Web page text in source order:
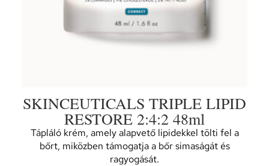
SKINCEUTICALS TRIPLE LIPID
RESTORE 2:4:2 48ml
Tápláló krém, amely alapvető lipidekkel tölti fel a
bőrt, miközben támogatja a bőr simaságát és
ragyogását.